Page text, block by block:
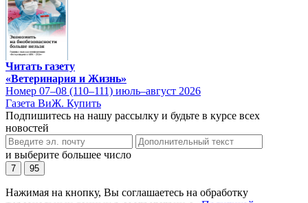
Читать газету
«Ветеринария и Жизнь»
Номер 07–08 (110–111) июль–август 2026
Газета ВиЖ. Купить
Подпишитесь на нашу рассылку и будьте в курсе всех
новостей
и выберите большее число
7 95
Нажимая на кнопку, Вы соглашаетесь на обработку